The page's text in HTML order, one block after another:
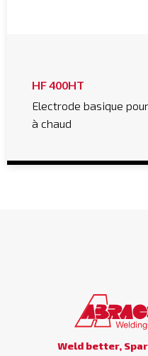
HF 400HT
Electrode basique
à chaud
Weld better,